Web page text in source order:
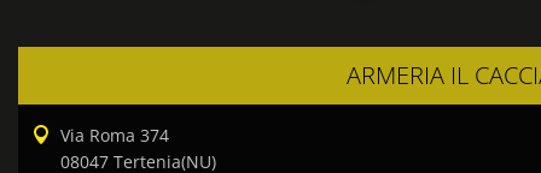
ARMERIA IL
Via Roma 374
08047 Tertenia(NU)